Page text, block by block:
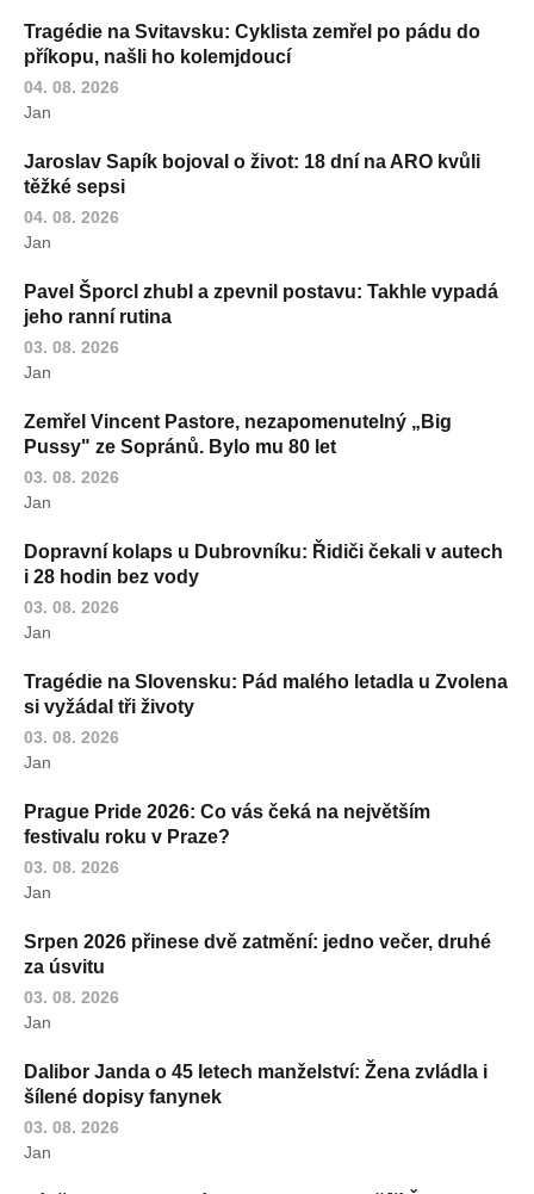
Tragédie na Svitavsku: Cyklista zemřel po pádu do
příkopu, našli ho kolemjdoucí
04. 08. 2026
Jan
Jaroslav Sapík bojoval o život: 18 dní na ARO kvůli
těžké sepsi
04. 08. 2026
Jan
Pavel Šporcl zhubl a zpevnil postavu: Takhle vypadá
jeho ranní rutina
03. 08. 2026
Jan
Zemřel Vincent Pastore, nezapomenutelný „Big
Pussy" ze Sopránů. Bylo mu 80 let
03. 08. 2026
Jan
Dopravní kolaps u Dubrovníku: Řidiči čekali v autech
i 28 hodin bez vody
03. 08. 2026
Jan
Tragédie na Slovensku: Pád malého letadla u Zvolena
si vyžádal tři životy
03. 08. 2026
Jan
Prague Pride 2026: Co vás čeká na největším
festivalu roku v Praze?
03. 08. 2026
Jan
Srpen 2026 přinese dvě zatmění: jedno večer, druhé
za úsvitu
03. 08. 2026
Jan
Dalibor Janda o 45 letech manželství: Žena zvládla i
šílené dopisy fanynek
03. 08. 2026
Jan